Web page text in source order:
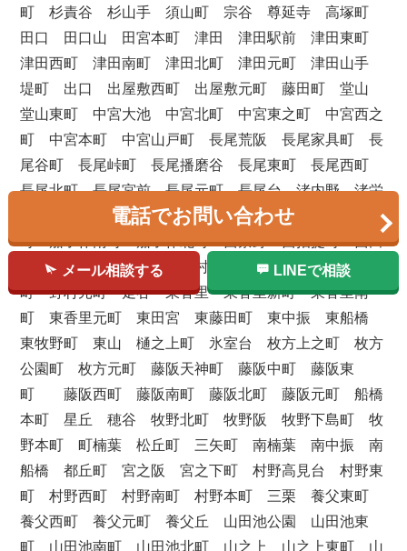
町 杉責谷 杉山手 須山町 宗谷 尊延寺 高塚町
田口 田口山 田宮本町 津田 津田駅前 津田東町
津田西町 津田南町 津田北町 津田元町 津田山手
堤町 出口 出屋敷西町 出屋敷元町 藤田町 堂山
堂山東町 中宮大池 中宮北町 中宮東之町 中宮西之
町 中宮本町 中宮山戸町 長尾荒阪 長尾家具町 長
尾谷町 長尾峠町 長尾播磨谷 長尾東町 長尾西町
長尾北町 長尾宮前 長尾元町 長尾台 渚内野 渚栄
町 渚本町 渚東町 渚元町 渚西 茄子作 茄子作東
町 茄子作南町 茄子作北町 西禁野 西招提町 西田
宮町 西船橋 西牧野 野村中町 野村南町 野村北
町 野村元町 走谷 東香里 東香里新町 東香里南
町 東香里元町 東田宮 東藤田町 東中振 東船橋
東牧野町 東山 樋之上町 氷室台 枚方上之町 枚方
公園町 枚方元町 藤阪天神町 藤阪中町 藤阪東
町 藤阪西町 藤阪南町 藤阪北町 藤阪元町 船橋
本町 星丘 穂谷 牧野北町 牧野阪 牧野下島町 牧
野本町 町楠葉 松丘町 三矢町 南楠葉 南中振 南
船橋 都丘町 宮之阪 宮之下町 村野高見台 村野東
町 村野西町 村野南町 村野本町 三栗 養父東町
養父西町 養父元町 養父丘 山田池公園 山田池東
町 山田池南町 山田池北町 山之上 山之上東町 山
電話でお問い合わせ
メール相談する LINEで相談